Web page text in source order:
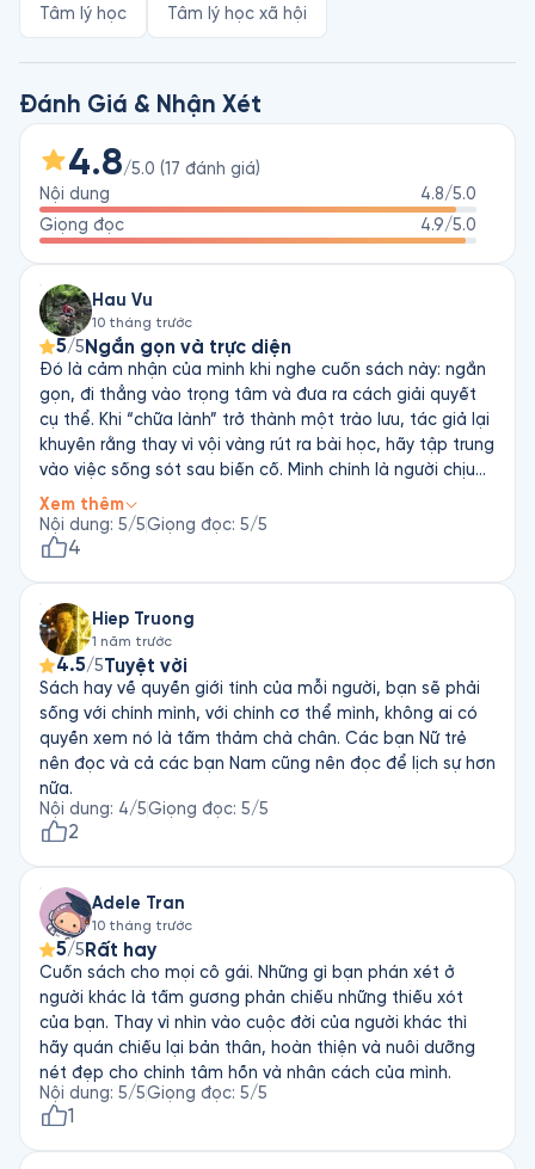
đẹp quá đáng, lãng phí thời gian và tiền bạc, thậm chí đôi khi
Trong tác phẩm này, Florence Given cho rằng bản thân mỗi
người không có nghĩa vụ phải làm hài lòng người khác, đặc
biệt là những người phụ nữ vốn được dạy rằng mình phải
ngoan, hoàn hảo, nhỏ nhắn hay xinh xắn, cô cho rằng phiên
bản tốt nhất của bạn không phải là phiên bản bị cắt xén để
vừa khớp với chỗ dành cho phụ nữ trong thế giới của đàn
ông, mà phiên bản toàn vẹn của một người phụ nữ chính là
khi họ bất chấp tất cả phản ứng của người khác để làm tốt
nhất những điều họ muốn làm, bất kể rằng phiên bản ấy có
chỗ trong thế giới đàn ông hay không.
Tâm lý học Tâm lý học xã hội
Đánh Giá & Nhận Xét
4.8/5.0 (17 đánh giá)
Nội dung
4.8/5.0
Giọng đọc
4.9/5.0
Hau Vu
10 tháng trước
5/5 Ngắn gọn và trực diện
Đó là cảm nhận của mình khi nghe cuốn sách này: ngắn
gọn, đi thẳng vào trọng tâm và đưa ra cách giải quyết
cụ thể. Khi “chữa lành” trở thành một trào lưu, tác giả lại
khuyên rằng thay vì vội vàng rút ra bài học, hãy tập trung
vào việc sống sót sau biến cố. Mình chính là người chịu
trách nhiệm chữa lành cho bản thân chứ không phải một
ai khác.
Xem thêm
Nội dung: 5/5Giọng đọc: 5/5
4
Hiep Truong
1 năm trước
4.5/5Tuyệt vời
Sách hay về quyền giới tính của mỗi người, bạn sẽ phải
sống với chính mình, với chính cơ thể mình, không ai có
quyền xem nó là tấm thảm chà chân. Các bạn Nữ trẻ
nên đọc và cả các bạn Nam cũng nên đọc để lịch sự hơn
nữa.
Nội dung: 4/5Giọng đọc: 5/5
2
Adele Tran
10 tháng trước
5/5 Rất hay
Cuốn sách cho mọi cô gái. Những gì bạn phán xét ở
người khác là tấm gương phản chiếu những thiếu xót
của bạn. Thay vì nhìn vào cuộc đời của người khác thì
hãy quán chiếu lại bản thân, hoàn thiện và nuôi dưỡng
nét đẹp cho chính tâm hồn và nhân cách của mình.
Nội dung: 5/5Giọng đọc: 5/5
1